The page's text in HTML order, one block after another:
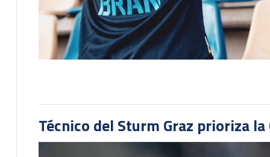
Técnico del Sturm Graz prioriza